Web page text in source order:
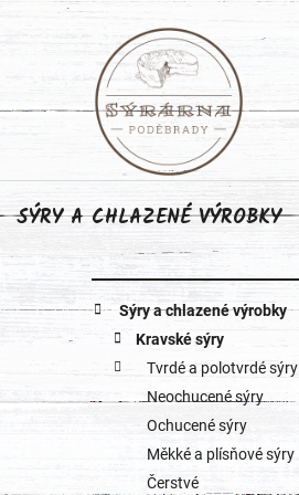
SÝRY A CHLAZENÉ VÝROBKY
P
Přeskočit
kategorie
K
Sýry a chlazené výrobky
Kravské sýry
Tvrdé a polotvrdé sýry
Neochucené sýry
Ochucené sýry
Měkké a plísňové sýry
Čerstvé